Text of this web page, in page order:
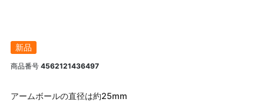
新品
商品番号 4562121436497
アームボールの直径は約25mm